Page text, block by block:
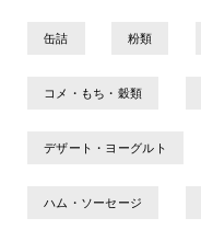
缶詰 粉類
コメ・もち・穀類
デザート・ヨーグルト
ハム・ソーセージ